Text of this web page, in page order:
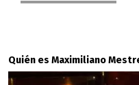
Quién es Maximiliano